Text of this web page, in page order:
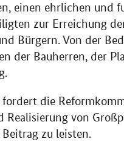
einen ehrlichen und
zur Erreichung
Bürgern. Von der
der Bauherren, der
die
von
zu leisten.